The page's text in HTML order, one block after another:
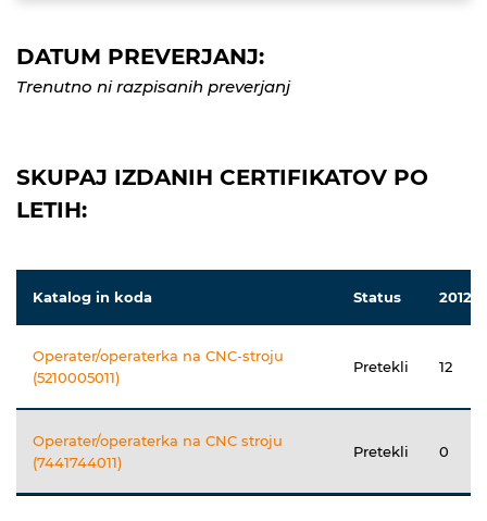
DATUM PREVERJANJ:
Trenutno ni razpisanih preverjanj
SKUPAJ IZDANIH CERTIFIKATOV PO
LETIH:
Katalog in koda Status 2012
Operater/operaterka na CNC-stroju
(5210005011)
Pretekli 12
Operater/operaterka na CNC stroju
(7441744011)
Pretekli 0